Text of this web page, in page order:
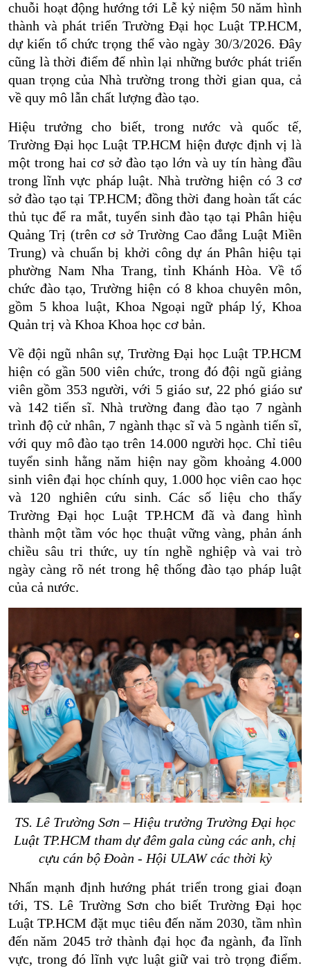
chuỗi hoạt động hướng tới Lễ kỷ niệm 50 năm hình
thành và phát triển Trường Đại học Luật TP.HCM,
dự kiến tổ chức trọng thể vào ngày 30/3/2026. Đây
cũng là thời điểm để nhìn lại những bước phát triển
quan trọng của Nhà trường trong thời gian qua, cả
về quy mô lẫn chất lượng đào tạo.
Hiệu trưởng cho biết, trong nước và quốc tế,
Trường Đại học Luật TP.HCM hiện được định vị là
một trong hai cơ sở đào tạo lớn và uy tín hàng đầu
trong lĩnh vực pháp luật. Nhà trường hiện có 3 cơ
sở đào tạo tại TP.HCM; đồng thời đang hoàn tất các
thủ tục để ra mắt, tuyển sinh đào tạo tại Phân hiệu
Quảng Trị (trên cơ sở Trường Cao đẳng Luật Miền
Trung) và chuẩn bị khởi công dự án Phân hiệu tại
phường Nam Nha Trang, tỉnh Khánh Hòa. Về tổ
chức đào tạo, Trường hiện có 8 khoa chuyên môn,
gồm 5 khoa luật, Khoa Ngoại ngữ pháp lý, Khoa
Quản trị và Khoa Khoa học cơ bản.
Về đội ngũ nhân sự, Trường Đại học Luật TP.HCM
hiện có gần 500 viên chức, trong đó đội ngũ giảng
viên gồm 353 người, với 5 giáo sư, 22 phó giáo sư
và 142 tiến sĩ. Nhà trường đang đào tạo 7 ngành
trình độ cử nhân, 7 ngành thạc sĩ và 5 ngành tiến sĩ,
với quy mô đào tạo trên 14.000 người học. Chỉ tiêu
tuyển sinh hằng năm hiện nay gồm khoảng 4.000
sinh viên đại học chính quy, 1.000 học viên cao học
và 120 nghiên cứu sinh. Các số liệu cho thấy
Trường Đại học Luật TP.HCM đã và đang hình
thành một tầm vóc học thuật vững vàng, phản ánh
chiều sâu tri thức, uy tín nghề nghiệp và vai trò
ngày càng rõ nét trong hệ thống đào tạo pháp luật
của cả nước.
TS. Lê Trường Sơn – Hiệu trưởng Trường Đại học
Luật TP.HCM tham dự đêm gala cùng các anh, chị
cựu cán bộ Đoàn - Hội ULAW các thời kỳ
Nhấn mạnh định hướng phát triển trong giai đoạn
tới, TS. Lê Trường Sơn cho biết Trường Đại học
Luật TP.HCM đặt mục tiêu đến năm 2030, tầm nhìn
đến năm 2045 trở thành đại học đa ngành, đa lĩnh
vực, trong đó lĩnh vực luật giữ vai trò trọng điểm.